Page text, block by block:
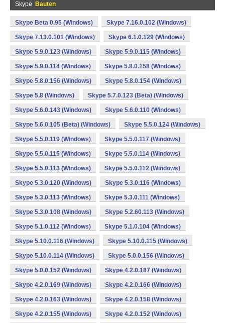
Skype Bauten
Skype Beta 0.95 (Windows) Skype 7.16.0.102 (Windows)
Skype 7.13.0.101 (Windows) Skype 6.1.0.129 (Windows)
Skype 5.9.0.123 (Windows) Skype 5.9.0.115 (Windows)
Skype 5.9.0.114 (Windows) Skype 5.8.0.158 (Windows)
Skype 5.8.0.156 (Windows) Skype 5.8.0.154 (Windows)
Skype 5.8 (Windows) Skype 5.7.0.123 (Beta) (Windows)
Skype 5.6.0.143 (Windows) Skype 5.6.0.110 (Windows)
Skype 5.6.0.105 (Beta) (Windows) Skype 5.5.0.124 (Windows)
Skype 5.5.0.119 (Windows) Skype 5.5.0.117 (Windows)
Skype 5.5.0.115 (Windows) Skype 5.5.0.114 (Windows)
Skype 5.5.0.113 (Windows) Skype 5.5.0.112 (Windows)
Skype 5.3.0.120 (Windows) Skype 5.3.0.116 (Windows)
Skype 5.3.0.113 (Windows) Skype 5.3.0.111 (Windows)
Skype 5.3.0.108 (Windows) Skype 5.2.60.113 (Windows)
Skype 5.1.0.112 (Windows) Skype 5.1.0.104 (Windows)
Skype 5.10.0.116 (Windows) Skype 5.10.0.115 (Windows)
Skype 5.10.0.114 (Windows) Skype 5.0.0.156 (Windows)
Skype 5.0.0.152 (Windows) Skype 4.2.0.187 (Windows)
Skype 4.2.0.169 (Windows) Skype 4.2.0.166 (Windows)
Skype 4.2.0.163 (Windows) Skype 4.2.0.158 (Windows)
Skype 4.2.0.155 (Windows) Skype 4.2.0.152 (Windows)